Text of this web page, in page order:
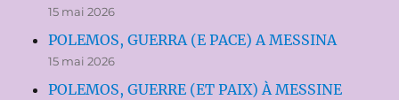
15 mai 2026
POLEMOS, GUERRA (E PACE) A MESSINA
15 mai 2026
POLEMOS, GUERRE (ET PAIX) À MESSINE